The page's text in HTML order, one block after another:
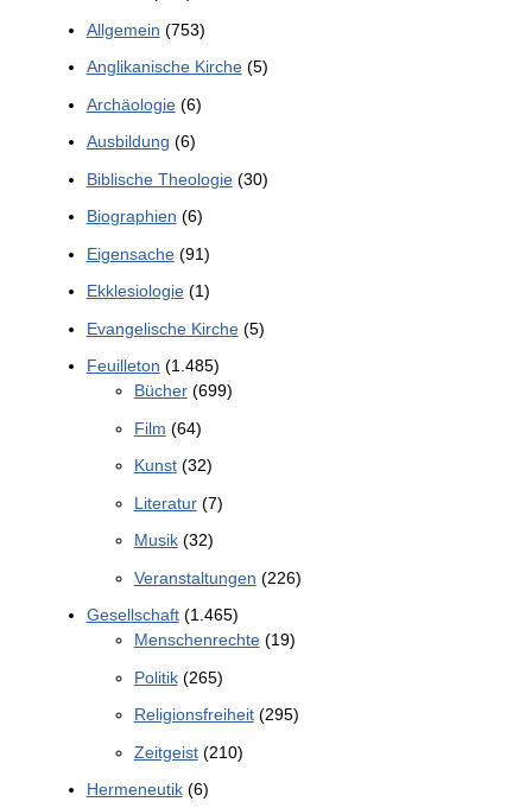
Allgemein (753)
Anglikanische Kirche(5)
Archäologie(6)
Ausbildung (6)
Biblische Theologie(30)
Biographien (6)
Eigensache(91)
Ekklesiologie(1)
Evangelische Kirche(5)
Feuilleton (1.485)
Bücher(699)
Film (64)
Kunst(32)
Literatur(7)
Musik(32)
Veranstaltungen (226)
Gesellschaft(1.465)
Menschenrechte(19)
Politik(265)
Religionsfreiheit(295)
Zeitgeist(210)
Hermeneutik(6)